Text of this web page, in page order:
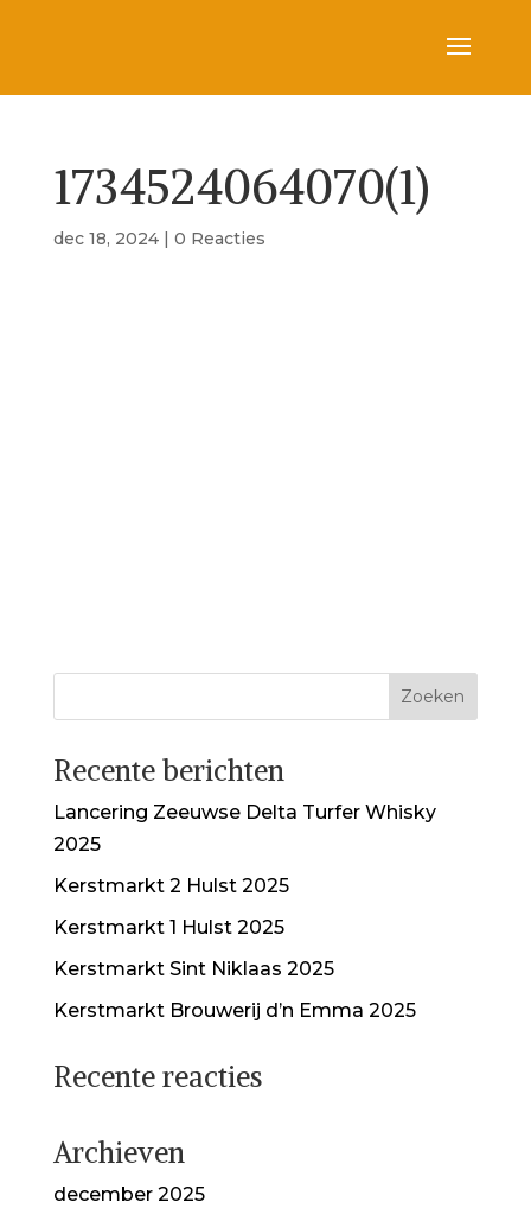
1734524064070(1)
dec 18, 2024| 0 Reacties
Recente berichten
Lancering Zeeuwse Delta Turfer Whisky
2025
Kerstmarkt 2 Hulst 2025
Kerstmarkt 1 Hulst 2025
Kerstmarkt Sint Niklaas 2025
Kerstmarkt Brouwerij d’n Emma 2025
Recente reacties
Archieven
december 2025